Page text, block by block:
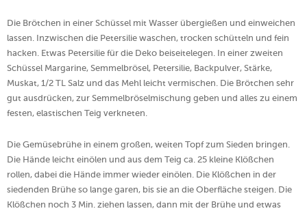
Die Brötchen in einer Schüssel mit Wasser übergießen und einweichen
lassen. Inzwischen die Petersilie waschen, trocken schütteln und fein
hacken. Etwas Petersilie für die Deko beiseitelegen. In einer zweiten
Schüssel Margarine, Semmelbrösel, Petersilie, Backpulver, Stärke,
Muskat, 1/2 TL Salz und das Mehl leicht vermischen. Die Brötchen sehr
gut ausdrücken, zur Semmelbröselmischung geben und alles zu einem
festen, elastischen Teig verkneten.
Die Gemüsebrühe in einem großen, weiten Topf zum Sieden bringen.
Die Hände leicht einölen und aus dem Teig ca. 25 kleine Klößchen
rollen, dabei die Hände immer wieder einölen. Die Klößchen in der
siedenden Brühe so lange garen, bis sie an die Oberfläche steigen. Die
Klößchen noch 3 Min. ziehen lassen, dann mit der Brühe und etwas